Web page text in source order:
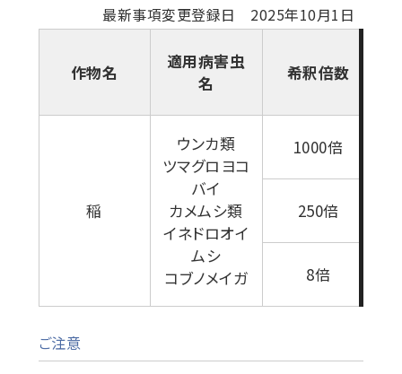
最新事項変更登録日 2025年10月1日
作物名
適用病害虫
名
希釈倍数
稲
ウンカ類
ツマグロヨコ
バイ
カメムシ類
イネドロオイ
ムシ
コブノメイガ
1000倍
250倍
8倍
ご注意